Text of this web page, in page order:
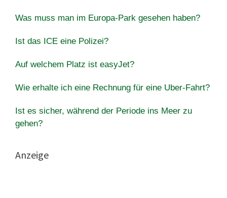
Was muss man im Europa-Park gesehen haben?
Ist das ICE eine Polizei?
Auf welchem Platz ist easyJet?
Wie erhalte ich eine Rechnung für eine Uber-Fahrt?
Ist es sicher, während der Periode ins Meer zu
gehen?
Anzeige